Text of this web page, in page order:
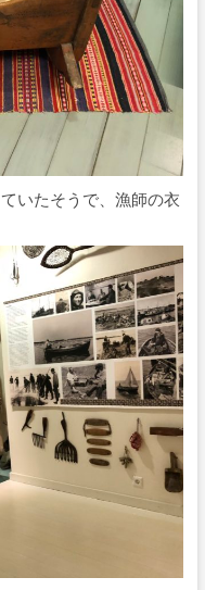
いたそうで、漁師の衣